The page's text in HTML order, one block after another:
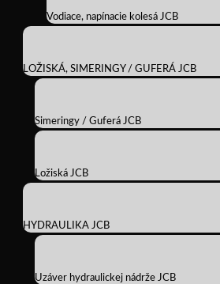
Vodiace, napínacie kolesá JCB
LOŽISKÁ, SIMERINGY / GUFERÁ JCB
Simeringy / Guferá JCB
Ložiská JCB
HYDRAULIKA JCB
Uzáver hydraulickej nádrže JCB